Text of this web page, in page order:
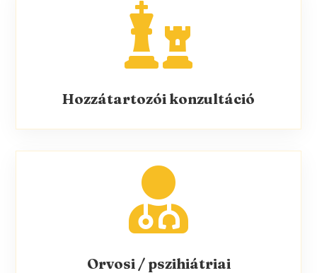

Hozzátartozói konzultáció

Orvosi / pszihiátriai